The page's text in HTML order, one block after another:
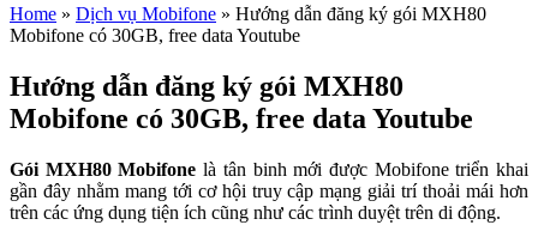
Home » Dịch vụ Mobifone » Hướng dẫn đăng ký gói MXH80
Mobifone có 30GB, free data Youtube
Hướng dẫn đăng ký gói MXH80
Mobifone có 30GB, free data Youtube
Gói MXH80 Mobifone là tân binh mới được Mobifone triển khai
gần đây nhằm mang tới cơ hội truy cập mạng giải trí thoải mái hơn
trên các ứng dụng tiện ích cũng như các trình duyệt trên di động.